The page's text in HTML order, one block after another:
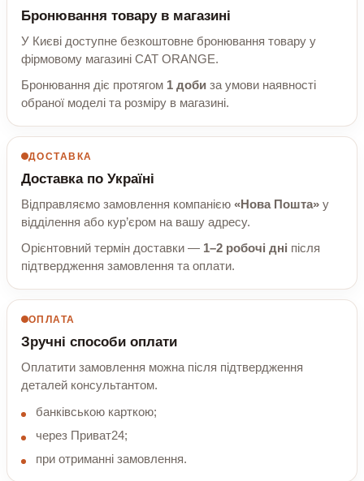
Бронювання товару в магазині
У Києві доступне безкоштовне бронювання товару у
фірмовому магазині CAT ORANGE.
Бронювання діє протягом 1 доби за умови наявності
обраної моделі та розміру в магазині.
ДОСТАВКА
Доставка по Україні
Відправляємо замовлення компанією «Нова Пошта» у
відділення або кур’єром на вашу адресу.
Орієнтовний термін доставки — 1–2 робочі дні після
підтвердження замовлення та оплати.
ОПЛАТА
Зручні способи оплати
Оплатити замовлення можна після підтвердження
деталей консультантом.
банківською карткою;
через Приват24;
при отриманні замовлення.